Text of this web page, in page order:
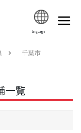
language
千葉市
一覧